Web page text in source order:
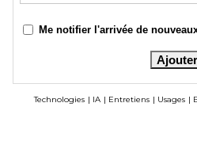
Me notifier l'arrivée de
Technologies | IA | Entretiens | Usages |